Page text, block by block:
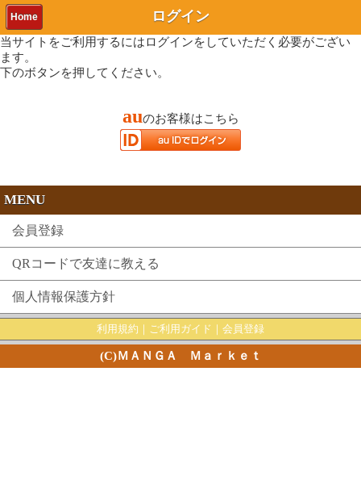
Home ログイン
当サイトをご利用するにはログインをしていただく必要がござい
ます。
下のボタンを押してください。
auのお客様はこちら
MENU
会員登録
QRコードで友達に教える
個人情報保護方針
利用規約 ｜ ご利用ガイド ｜ 会員登録
(C)ＭＡＮＧＡ Ｍａｒｋｅｔ